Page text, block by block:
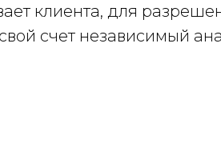
клиента, для
счет независимый